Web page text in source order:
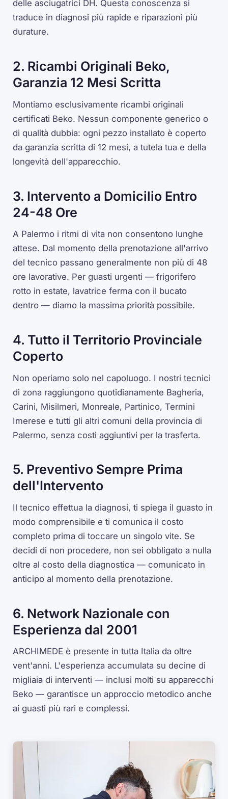
delle asciugatrici DH. Questa conoscenza si
traduce in diagnosi più rapide e riparazioni più
durature.
2. Ricambi Originali Beko,
Garanzia 12 Mesi Scritta
Montiamo esclusivamente ricambi originali
certificati Beko. Nessun componente generico o
di qualità dubbia: ogni pezzo installato è coperto
da garanzia scritta di 12 mesi, a tutela tua e della
longevità dell'apparecchio.
3. Intervento a Domicilio Entro
24-48 Ore
A Palermo i ritmi di vita non consentono lunghe
attese. Dal momento della prenotazione all'arrivo
del tecnico passano generalmente non più di 48
ore lavorative. Per guasti urgenti — frigorifero
rotto in estate, lavatrice ferma con il bucato
dentro — diamo la massima priorità possibile.
4. Tutto il Territorio Provinciale
Coperto
Non operiamo solo nel capoluogo. I nostri tecnici
di zona raggiungono quotidianamente Bagheria,
Carini, Misilmeri, Monreale, Partinico, Termini
Imerese e tutti gli altri comuni della provincia di
Palermo, senza costi aggiuntivi per la trasferta.
5. Preventivo Sempre Prima
dell'Intervento
Il tecnico effettua la diagnosi, ti spiega il guasto in
modo comprensibile e ti comunica il costo
completo prima di toccare un singolo vite. Se
decidi di non procedere, non sei obbligato a nulla
oltre al costo della diagnostica — comunicato in
anticipo al momento della prenotazione.
6. Network Nazionale con
Esperienza dal 2001
ARCHIMEDE è presente in tutta Italia da oltre
vent'anni. L'esperienza accumulata su decine di
migliaia di interventi — inclusi molti su apparecchi
Beko — garantisce un approccio metodico anche
ai guasti più rari e complessi.